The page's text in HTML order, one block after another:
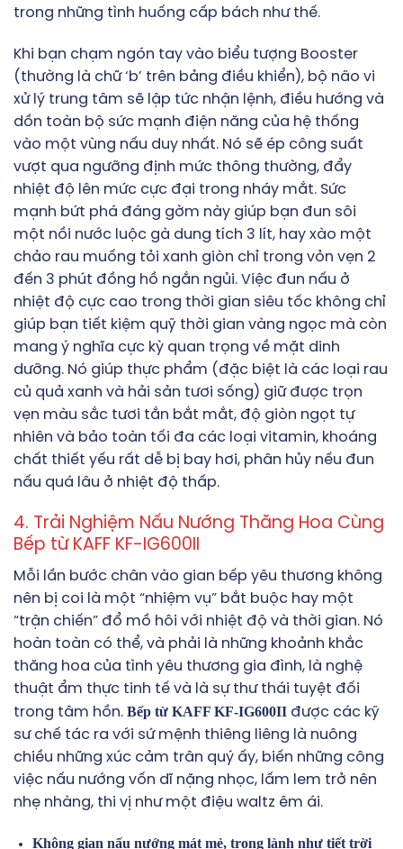
trong những tình huống cấp bách như thế.
Khi bạn chạm ngón tay vào biểu tượng Booster
(thường là chữ ‘b’ trên bảng điều khiển), bộ não vi
xử lý trung tâm sẽ lập tức nhận lệnh, điều hướng và
dồn toàn bộ sức mạnh điện năng của hệ thống
vào một vùng nấu duy nhất. Nó sẽ ép công suất
vượt qua ngưỡng định mức thông thường, đẩy
nhiệt độ lên mức cực đại trong nháy mắt. Sức
mạnh bứt phá đáng gờm này giúp bạn đun sôi
một nồi nước luộc gà dung tích 3 lít, hay xào một
chảo rau muống tỏi xanh giòn chỉ trong vỏn vẹn 2
đến 3 phút đồng hồ ngắn ngủi. Việc đun nấu ở
nhiệt độ cực cao trong thời gian siêu tốc không chỉ
giúp bạn tiết kiệm quỹ thời gian vàng ngọc mà còn
mang ý nghĩa cực kỳ quan trọng về mặt dinh
dưỡng. Nó giúp thực phẩm (đặc biệt là các loại rau
củ quả xanh và hải sản tươi sống) giữ được trọn
vẹn màu sắc tươi tắn bắt mắt, độ giòn ngọt tự
nhiên và bảo toàn tối đa các loại vitamin, khoáng
chất thiết yếu rất dễ bị bay hơi, phân hủy nếu đun
nấu quá lâu ở nhiệt độ thấp.
4. Trải Nghiệm Nấu Nướng Thăng Hoa Cùng
Bếp từ KAFF KF-IG600II
Mỗi lần bước chân vào gian bếp yêu thương không
nên bị coi là một “nhiệm vụ” bắt buộc hay một
“trận chiến” đổ mồ hôi với nhiệt độ và thời gian. Nó
hoàn toàn có thể, và phải là những khoảnh khắc
thăng hoa của tình yêu thương gia đình, là nghệ
thuật ẩm thực tinh tế và là sự thư thái tuyệt đối
trong tâm hồn. Bếp từ KAFF KF-IG600II được các kỹ
sư chế tác ra với sứ mệnh thiêng liêng là nuông
chiều những xúc cảm trân quý ấy, biến những công
việc nấu nướng vốn dĩ nặng nhọc, lấm lem trở nên
nhẹ nhàng, thi vị như một điệu waltz êm ái.
Không gian nấu nướng mát mẻ, trong lành như tiết trời